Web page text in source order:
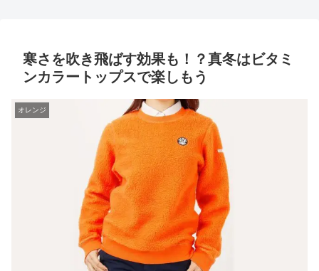
寒さを吹き飛ばす効果も！？真冬はビタミ
ンカラートップスで楽しもう
オレンジ